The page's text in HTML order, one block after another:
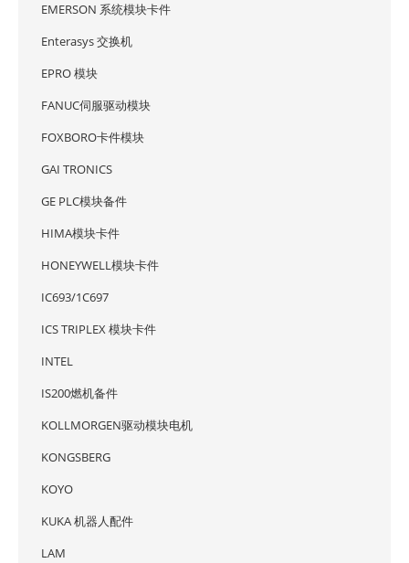
EMERSON 系统模块卡件
Enterasys 交换机
EPRO 模块
FANUC伺服驱动模块
FOXBORO卡件模块
GAI TRONICS
GE PLC模块备件
HIMA模块卡件
HONEYWELL模块卡件
IC693/1C697
ICS TRIPLEX 模块卡件
INTEL
IS200燃机备件
KOLLMORGEN驱动模块电机
KONGSBERG
KOYO
KUKA 机器人配件
LAM